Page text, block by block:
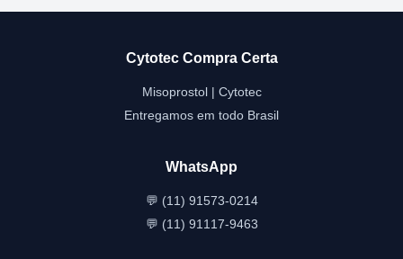
Cytotec Compra Certa
Misoprostol | Cytotec
Entregamos em todo Brasil
WhatsApp
💬 (11) 91573-0214
💬 (11) 91117-9463